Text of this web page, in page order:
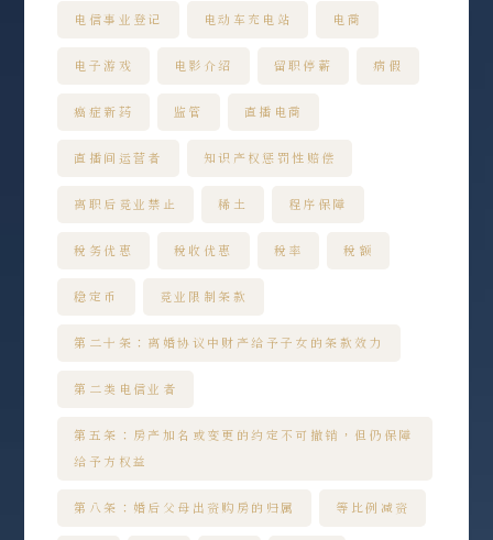
电信事业登记 电动车充电站 电商
电子游戏 电影介绍 留职停薪 病假
癌症新药 监管 直播电商
直播间运营者 知识产权惩罚性赔偿
离职后竞业禁止 稀土 程序保障
税务优惠 税收优惠 税率 税额
稳定币 竞业限制条款
第二十条：离婚协议中财产给予子女的条款效力
第二类电信业者
第五条：房产加名或变更的约定不可撤销，但仍保障
给予方权益
第八条：婚后父母出资购房的归属 等比例减资